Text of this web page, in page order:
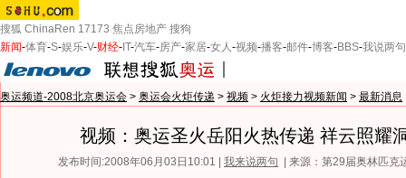
搜狐 ChinaRen 17173 焦点房地产 搜狗
新闻-体育-S-娱乐-V-财经- IT-汽车-房产-家居-女人-视频-播客-邮件-博客-BBS-我说两句
奥运频道-2008北京奥运会 > 奥运会火炬传递 > 视频 > 火炬接力视频新闻 > 最新消息
视频：奥运圣火岳阳火热传递 祥云照耀
发布时间:2008年06月03日10:01 | 我来说两句
| 来源：第29届奥林匹克